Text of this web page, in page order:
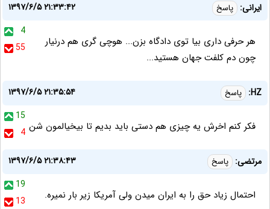
ایرانی: پاسخ
۱۳۹۷/۶/۵ ۲۱:۳۳:۴۲
4
55
هر حرفی داری بیا توی دادگاه بزن... هوچی گری هم درنیار
چون دم کلفت جهان هستید...
HZ: پاسخ
۱۳۹۷/۶/۵ ۲۱:۳۵:۵۴
15
4 فکر کنم اخرش یه چیزی هم دستی باید بدیم تا بیخیالمون شن
مرتضی: پاسخ
۱۳۹۷/۶/۵ ۲۱:۳۸:۴۳
19
13
احتمال زیاد حق را به ایران میدن ولی آمریکا زیر بار نمیره.